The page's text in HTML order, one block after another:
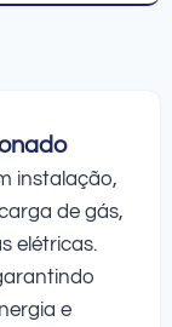
instalação,
de gás,
elétricas.
e